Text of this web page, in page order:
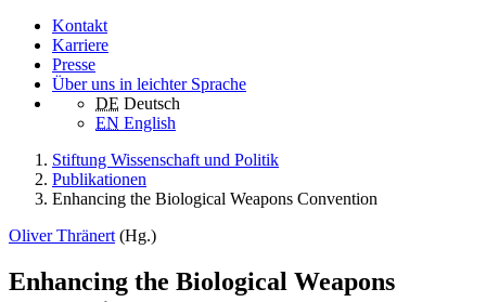
Kontakt
Karriere
Presse
Über uns in leichter Sprache
DE Deutsch
EN English
Stiftung Wissenschaft und Politik
Publikationen
Enhancing the Biological Weapons Convention
Oliver Thränert (Hg.)
Enhancing the Biological Weapons